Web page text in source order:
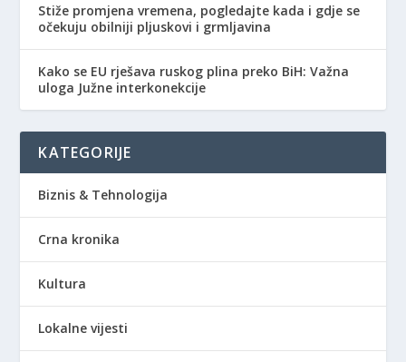
Stiže promjena vremena, pogledajte kada i gdje se
očekuju obilniji pljuskovi i grmljavina
Kako se EU rješava ruskog plina preko BiH: Važna
uloga Južne interkonekcije
KATEGORIJE
Biznis & Tehnologija
Crna kronika
Kultura
Lokalne vijesti